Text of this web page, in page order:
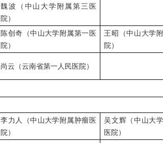
魏波（中山大学附属第三医
院）
陈创奇（中山大学附属第一医
院）
王昭（中山大学
院）
尚云（云南省第一人民医院）
李力人（中山大学附属肿瘤医
院）
吴文辉（中山大
医院）